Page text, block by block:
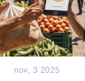
nov, 3 2025